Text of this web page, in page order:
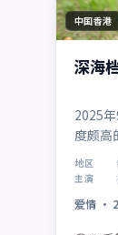
中国香港
深海
2025
度颇高
隆子、
中各据
港，
地区
主演
爱情 ·